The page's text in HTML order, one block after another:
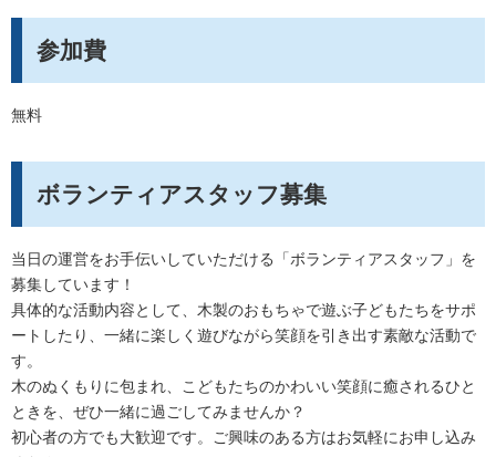
参加費
無料
ボランティアスタッフ募集
当日の運営をお手伝いしていただける「ボランティアスタッフ」を
募集しています！
具体的な活動内容として、木製のおもちゃで遊ぶ子どもたちをサポ
ートしたり、一緒に楽しく遊びながら笑顔を引き出す素敵な活動で
す。
木のぬくもりに包まれ、こどもたちのかわいい笑顔に癒されるひと
ときを、ぜひ一緒に過ごしてみませんか？
初心者の方でも大歓迎です。ご興味のある方はお気軽にお申し込み